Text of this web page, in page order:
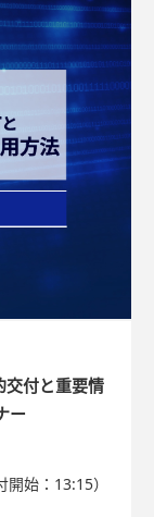
交付と重要情
ー
開始：13:15）